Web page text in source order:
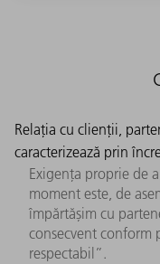
Relația cu clienții,
caracterizează prin
Exigența proprie de
moment este, de
împărtășim cu
consecvent conform
respectabil”.